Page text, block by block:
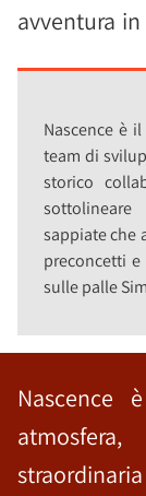
avventura
Nascence è
team di
storico
sappiate che
preconcetti
sulle palle
Nascence